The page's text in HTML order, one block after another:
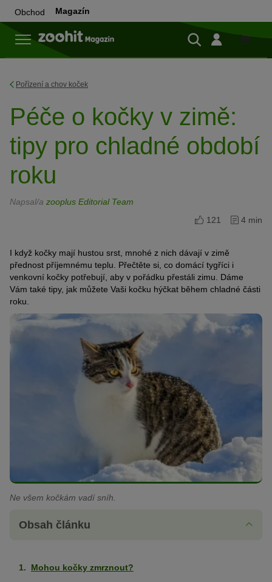
Obchod Magazín
Do
Pořízení a chov koček
Péče o kočky v zimě:
tipy pro chladné období
roku
Napsal/a zooplus Editorial Team
121
4 min
I když kočky mají hustou srst, mnohé z nich dávají v zimě
přednost příjemnému teplu. Přečtěte si, co domácí tygříci i
venkovní kočky potřebují, aby v pořádku přestáli zimu. Dáme
Vám také tipy, jak můžete Vaši kočku hýčkat během chladné části
roku.
Ne všem kočkám vadí sníh.
Obsah článku
Mohou kočky zmrznout?